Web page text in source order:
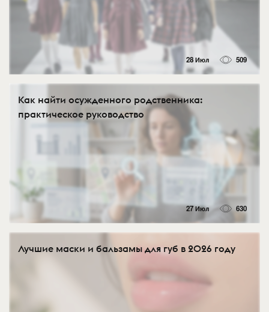
28 Июл 509
Как найти осужденного родственника:
практическое руководство
27 Июл 630
Лучшие маски и бальзамы для губ в 2026 году